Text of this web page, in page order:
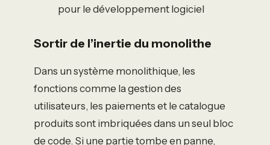
pour le développement logiciel
Sortir de l’inertie du monolithe
Dans un système monolithique, les
fonctions comme la gestion des
utilisateurs, les paiements et le catalogue
produits sont imbriquées dans un seul bloc
de code. Si une partie tombe en panne,